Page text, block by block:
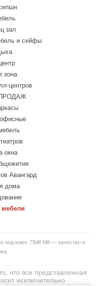
зал
и сейфы
зона
центров
офисные
окна
Авангард
дома
мебели
под ключ. ПМК МК — качество и
что вся представленная
исключительно